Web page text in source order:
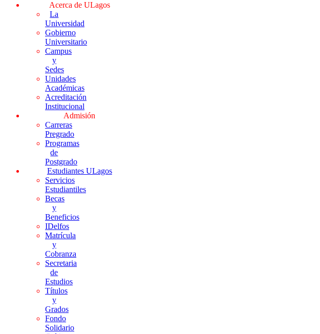
Acerca de ULagos
La
Universidad
Gobierno
Universitario
Campus
y
Sedes
Unidades
Académicas
Acreditación
Institucional
Admisión
Carreras
Pregrado
Programas
de
Postgrado
Estudiantes ULagos
Servicios
Estudiantiles
Becas
y
Beneficios
IDelfos
Matrícula
y
Cobranza
Secretaria
de
Estudios
Títulos
y
Grados
Fondo
Solidario